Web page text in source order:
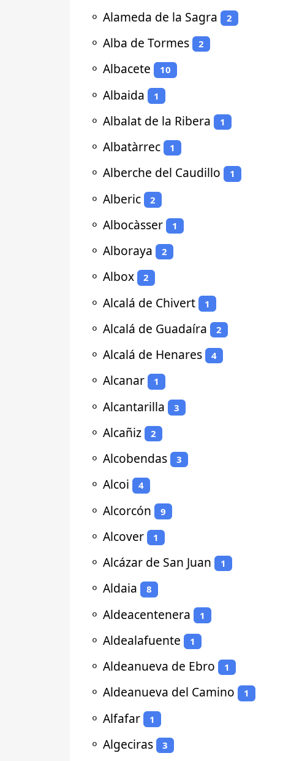
⚬ Alameda de la Sagra 2
⚬ Alba de Tormes 2
⚬ Albacete 10
⚬ Albaida 1
⚬ Albalat de la Ribera 1
⚬ Albatàrrec 1
⚬ Alberche del Caudillo 1
⚬ Alberic 2
⚬ Albocàsser 1
⚬ Alboraya 2
⚬ Albox 2
⚬ Alcalá de Chivert 1
⚬ Alcalá de Guadaíra 2
⚬ Alcalá de Henares 4
⚬ Alcanar 1
⚬ Alcantarilla 3
⚬ Alcañiz 2
⚬ Alcobendas 3
⚬ Alcoi 4
⚬ Alcorcón 9
⚬ Alcover 1
⚬ Alcázar de San Juan 1
⚬ Aldaia 8
⚬ Aldeacentenera 1
⚬ Aldealafuente 1
⚬ Aldeanueva de Ebro 1
⚬ Aldeanueva del Camino 1
⚬ Alfafar 1
⚬ Algeciras 3